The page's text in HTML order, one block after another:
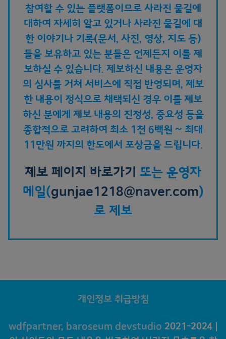
참여할 수 있는 플랫폼이므로 사라진 물길에
대하여 자세히 알고 있거나 사라진 물길에 대
한 이야기나 기록(문서, 사진, 영상, 지도 등)
들을 보유하고 있는 분들은 언제든지 이를 제
보하실 수 있습니다. 제보하신 내용은 운영자
의 심사를 거쳐 서비스에 직접 반영되며, 제보
한 내용이 정식으로 채택되신 경우 이를 제보
하신 분에게 제보 내용의 진정성, 중요성 등을
종합적으로 고려하여 최소 1천 6백원 ~ 최대
11만원 까지의 한도에서 포상금을 드립니다.
제보 페이지 바로가기 또는 운영자
메일(gunjae1218@naver.com)
로 제보
개인정보 취급방침
wdfpartner, baroseum devstudio 2021-2024 |